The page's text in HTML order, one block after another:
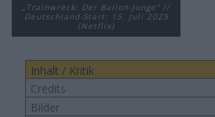
„Trainwreck: Der Ballon-Junge“ //
Deutschland-Start: 15. Juli 2025
(Netflix)
Inhalt / Kritik
Credits
Bilder